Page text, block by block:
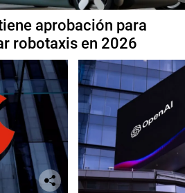
aprobación para
robotaxis en 2026